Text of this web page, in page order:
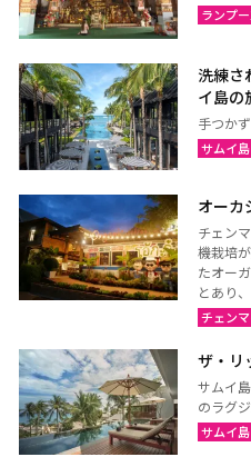
チャアム（ペッチャブリ
チャイナート
ノンタブリー
ペッチャブリー
ラーチャブリー
サラブリー
スパンブリー
プーケット
クラビ
トラン
ランプ
洗練さ
イ島の
手つか
サムイ島
オーカ
チェン
機栽培
たオー
とあり
チェン
ザ・リ
サムイ
のラグ
サムイ島